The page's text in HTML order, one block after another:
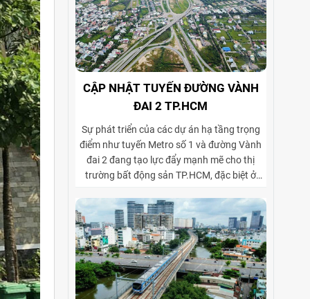
CẬP NHẬT TUYẾN ĐƯỜNG VÀNH
ĐAI 2 TP.HCM
Sự phát triển của các dự án hạ tầng trọng
điểm như tuyến Metro số 1 và đường Vành
đai 2 đang tạo lực đẩy mạnh mẽ cho thị
trường bất động sản TP.HCM, đặc biệt ở
phòng. Vành đai 2 hoàn thiện mạng lưới
giao thông liên vùng, rút ngắn thời gian di
chuyển từ ngoại thành vào trung tâm, mở
rộng không gian phát triển cho các khu đô
thị mới, khu biệt thự cao cấp và cụm văn
phòng ở những vị trí chiến lược. Sự kết hợp
giữa tiện ích di chuyển và hạ tầng đồng bộ